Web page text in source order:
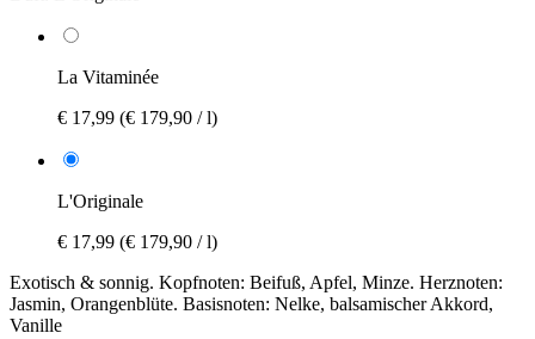
La Vitaminée
€ 17,99 (€ 179,90 / l)
L'Originale
€ 17,99 (€ 179,90 / l)
Exotisch & sonnig. Kopfnoten: Beifuß, Apfel, Minze. Herznoten:
Jasmin, Orangenblüte. Basisnoten: Nelke, balsamischer Akkord,
Vanille